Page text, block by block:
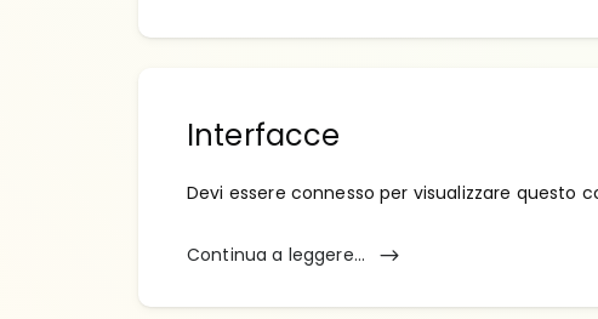
Interfacce
Devi essere connesso per visualizzare questo
Continua a leggere...